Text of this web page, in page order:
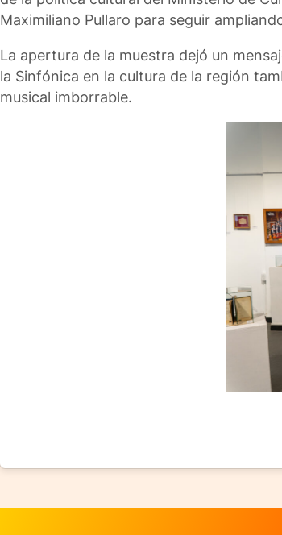
Maximiliano Pullaro para seguir
La apertura de la muestra dejó un
la Sinfónica en la cultura de la región
musical imborrable.